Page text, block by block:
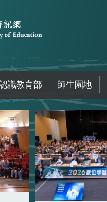
識教育部 師生園地